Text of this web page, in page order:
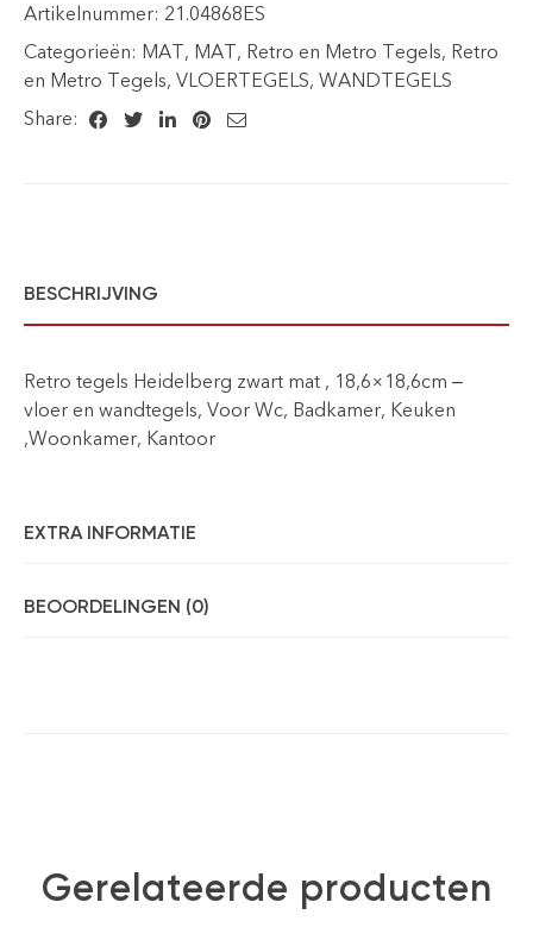
Artikelnummer: 21.04868ES
Categorieën: MAT, MAT, Retro en Metro Tegels, Retro
en Metro Tegels, VLOERTEGELS, WANDTEGELS
Share:
BESCHRIJVING
Retro tegels Heidelberg zwart mat , 18,6×18,6cm –
vloer en wandtegels, Voor Wc, Badkamer, Keuken
,Woonkamer, Kantoor
EXTRA INFORMATIE
BEOORDELINGEN (0)
Gerelateerde producten